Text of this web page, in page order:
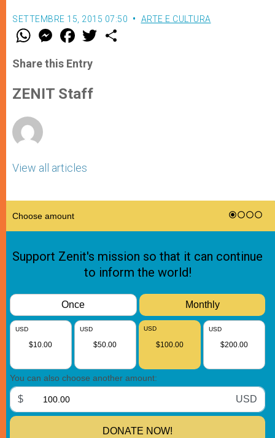
SETTEMBRE 15, 2015 07:50 ARTE E CULTURA
W
t
s
p
p
M
e
s
e
g
e
F
a
e
b
o
k
w
Share this Entry
ZENIT Staff
View all articles